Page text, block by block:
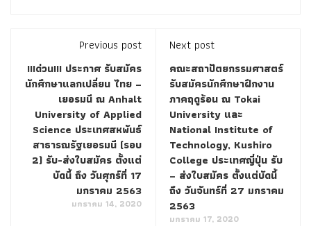
Previous post
!!!ด่วน!!! ประกาศ รับสมัคร
นักศึกษาแลกเปลี่ยน ไทย –
เยอรมนี ณ Anhalt
University of Applied
Science ประเทศสหพันธ์
สาธารณรัฐเยอรมนี (รอบ
2) รับ-ส่งใบสมัคร ตั้งแต่
บัดนี้ ถึง วันศุกร์ที่ 17
มกราคม 2563
มกราคม 14, 2020
Next post
คณะสถาปัตยกรรมศาสตร์
รับสมัครนักศึกษาฝึกงาน
ภาคฤดูร้อน ณ Tokai
University และ
National Institute of
Technology, Kushiro
College ประเทศญี่ปุ่น รับ
– ส่งใบสมัคร ตั้งแต่บัดนี้
ถึง วันจันทร์ที่ 27 มกราคม
2563
มกราคม 17, 2020